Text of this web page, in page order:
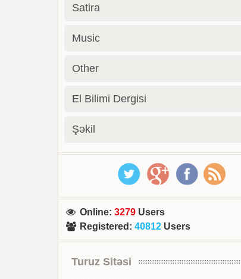
Satira
Music
Other
El Bilimi Dergisi
Şəkil
Online:3279 Users
Registered :40812 Users
Turuz Sitəsi